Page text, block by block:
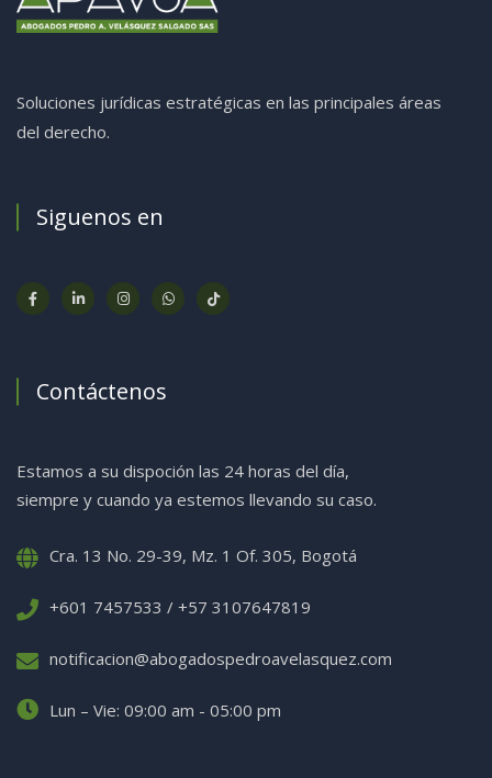
Soluciones jurídicas estratégicas en las principales áreas
del derecho.
Siguenos en
Contáctenos
Estamos a su dispoción las 24 horas del día,
siempre y cuando ya estemos llevando su caso.
Cra. 13 No. 29-39, Mz. 1 Of. 305, Bogotá
+601 7457533 / +57 3107647819
notificacion@abogadospedroavelasquez.com
Lun – Vie: 09:00 am - 05:00 pm